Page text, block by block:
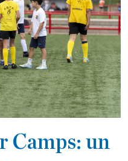
Camps: un